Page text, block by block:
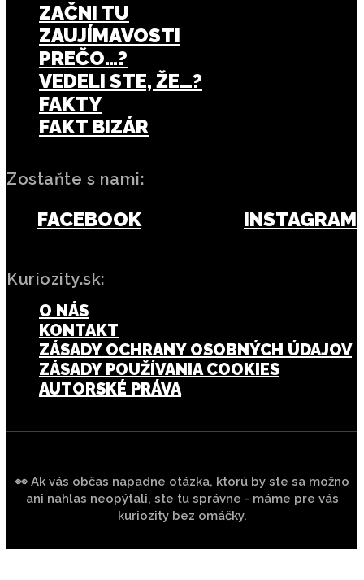
ZAČNI TU
ZAUJÍMAVOSTI
PREČO…?
VEDELI STE, ŽE…?
FAKTY
FAKT BIZÁR
Zostaňte s nami:
FACEBOOK INSTAGRAM
Kuriozity.sk:
O NÁS
KONTAKT
ZÁSADY OCHRANY OSOBNÝCH ÚDAJOV
ZÁSADY POUŽÍVANIA COOKIES
AUTORSKÉ PRÁVA
👀 Ak vás občas napadne otázka, ktorú by ste sa možno
ani nahlas neopýtali, ste tu správne - máme pre vás
kuriozity bez omáčky.